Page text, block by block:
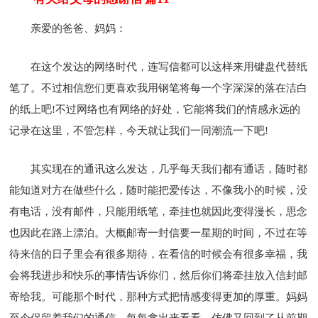
亲爱的爸爸、妈妈：
在这个发达的网络时代，连写信都可以这样来用键盘代替纸
笔了。不过相信您们更喜欢我用钢笔将每一个字深深的落在洁白
的纸上吧!不过网络也有网络的好处，它能将我们的情感永远的
记录在这里，不管怎样，今天就让我们一同潮流一下吧!
其实现在的通讯这么发达，几乎每天我们都有通话，随时都
能知道对方在做些什么，随时能把爱传达，不像我小的时候，没
有电话，没有邮件，只能用纸笔，牵挂也就因此变得漫长，思念
也因此在路上漂泊。大概邮寄一封信要一星期的时间，不过在等
待来信的日子里会有很多期待，在看信的时候会有很多幸福，我
会将我进步和快乐的事情告诉你们，然后你们将牵挂放入信封邮
寄给我。可能那个时代，那种方式把情感变得更加的厚重。妈妈